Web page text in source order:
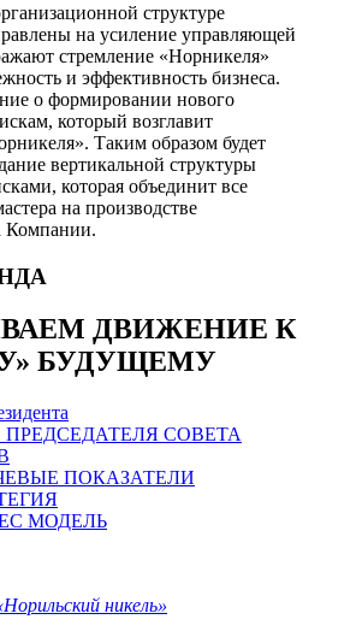
структуре
на усиление управляющей
стремление «Норникеля»
и эффективность бизнеса.
о формировании нового
который возглавит
Таким образом будет
вертикальной структуры
которая объединит все
на производстве
Компании.
ДВИЖЕНИЕ К
БУДУЩЕМУ
СОВЕТА
ПОКАЗАТЕЛИ
МОДЕЛЬ
никель»